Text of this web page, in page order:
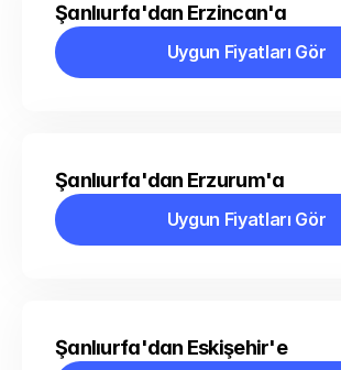
Şanlıurfa'dan Erzincan'a
Uygun Fiyatları Gör
Uygun Fiyatları Gör
Şanlıurfa'dan Erzurum'a
Uygun Fiyatları Gör
Uygun Fiyatları Gör
Şanlıurfa'dan Eskişehir'e